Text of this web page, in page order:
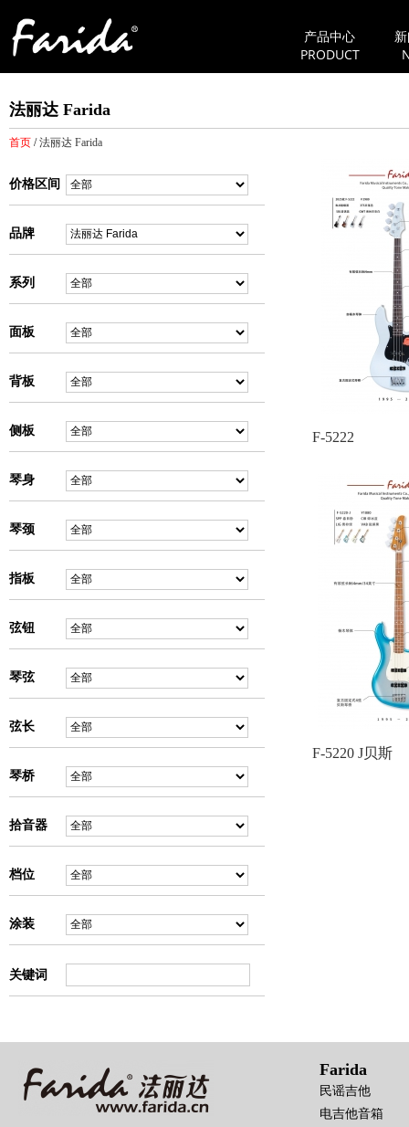
产品中心
PRODUCT
法丽达 Farida
首页 /法丽达 Farida
价格区间
品牌
系列
面板
背板
侧板
琴身
琴颈
指板
弦钮
琴弦
弦长
琴桥
拾音器
档位
涂装
关键词
F-5222
F-5220 J贝斯
Farida
民谣吉他
电吉他音箱